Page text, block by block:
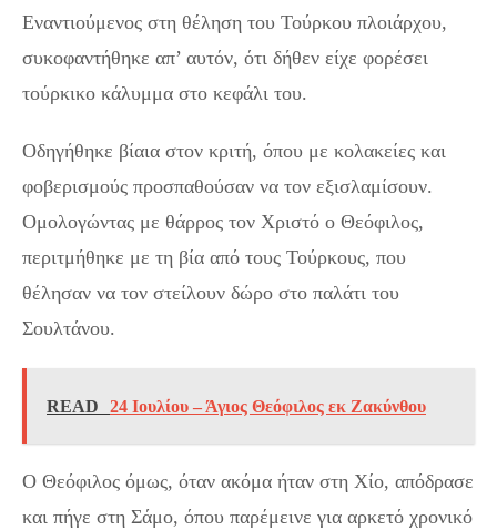
Εναντιούμενος στη θέληση του Τούρκου πλοιάρχου,
συκοφαντήθηκε απ’ αυτόν, ότι δήθεν είχε φορέσει
τούρκικο κάλυμμα στο κεφάλι του.
Οδηγήθηκε βίαια στον κριτή, όπου με κολακείες και
φοβερισμούς προσπαθούσαν να τον εξισλαμίσουν.
Ομολογώντας με θάρρος τον Χριστό ο Θεόφιλος,
περιτμήθηκε με τη βία από τους Τούρκους, που
θέλησαν να τον στείλουν δώρο στο παλάτι του
Σουλτάνου.
READ 24 Ιουλίου – Άγιος Θεόφιλος εκ Ζακύνθου
Ο Θεόφιλος όμως, όταν ακόμα ήταν στη Χίο, απόδρασε
και πήγε στη Σάμο, όπου παρέμεινε για αρκετό χρονικό